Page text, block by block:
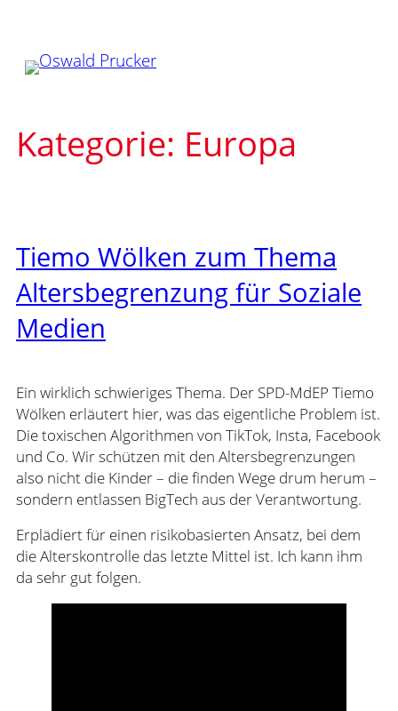
springen
Kategorie: Europa
Tiemo Wölken zum Thema
Altersbegrenzung für Soziale
Medien
Ein wirklich schwieriges Thema. Der SPD-MdEP Tiemo
Wölken erläutert hier, was das eigentliche Problem ist.
Die toxischen Algorithmen von TikTok, Insta, Facebook
und Co. Wir schützen mit den Altersbegrenzungen
also nicht die Kinder – die finden Wege drum herum –
sondern entlassen BigTech aus der Verantwortung.
Erplädiert für einen risikobasierten Ansatz, bei dem
die Alterskontrolle das letzte Mittel ist. Ich kann ihm
da sehr gut folgen.